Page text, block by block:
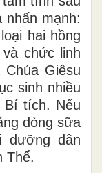
nhấn mạnh:
hai hồng
chức linh
Giêsu
sinh nhiều
Bí tích. Nếu
dòng sữa
dưỡng dân
Thể.